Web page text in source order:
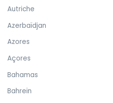
Autriche
Azerbaïdjan
Azores
Açores
Bahamas
Bahreïn